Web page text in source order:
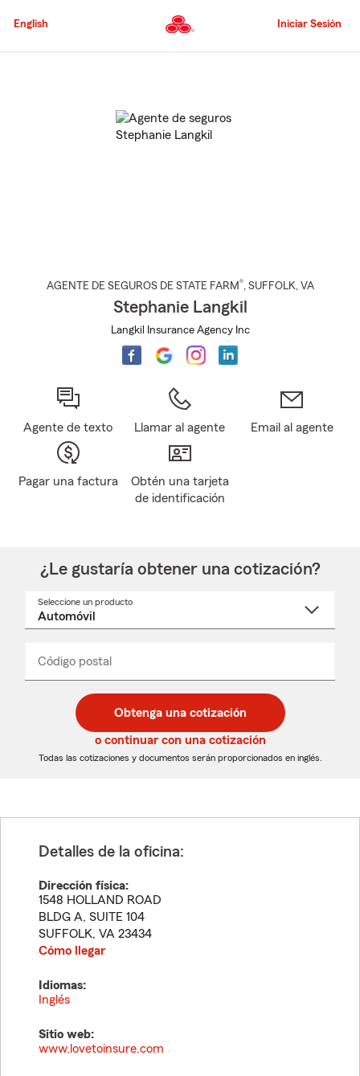
al
principal
English Iniciar Sesión
AGENTE DE SEGUROS DE STATE FARM®, SUFFOLK, VA
Stephanie Langkil
Langkil Insurance Agency Inc
Agente de texto Llamar al agente Email al agente
Pagar una factura
Obtén una tarjeta
de identificación
¿Le gustaría obtener una cotización?
Seleccione un producto
desplegable
Código postal
de
5
dígitos
de
5
dígitos
_____
Obtenga una cotización
o continuar con una cotización
Todas las cotizaciones y documentos serán proporcionados en inglés.
Detalles de la oficina:
Dirección física:
1548 HOLLAND ROAD
BLDG A, SUITE 104
SUFFOLK, VA 23434
Cómo llegar
Idiomas:
Inglés
Sitio web:
www.lovetoinsure.com